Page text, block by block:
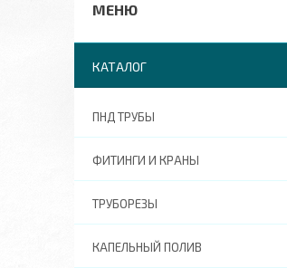
КАТАЛОГ
ПНД ТРУБЫ
ФИТИНГИ И КРАНЫ
ТРУБОРЕЗЫ
КАПЕЛЬНЫЙ ПОЛИВ